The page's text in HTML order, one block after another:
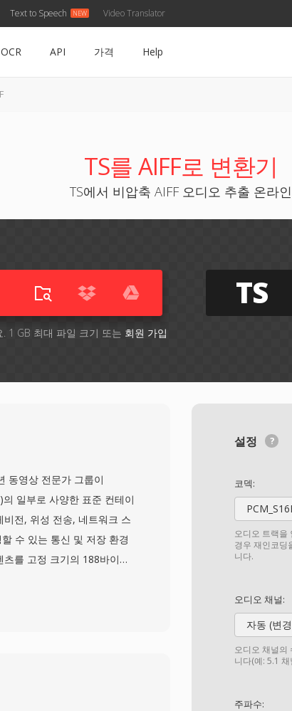
Text to Speech Video Translator
OCR API 가격 Help
TS를 AIFF로 변환기
TS에서 비압축 AIFF 오디오 추출 온라인
1 GB 최대 파일 크기 또는 회원 가입
TS
설정
코덱:
오디오 트랙을
경우 재인코딩
니다.
오디오 채널:
자동 (변
오디오 채널의
니다(예: 5.1
주파수:
동영상 전문가 그룹이
일부로 사양한 표준 컨테이
전, 위성 전송, 네트워크 스
수 있는 통신 및 저장 환경
를 고정 크기의 188바이트
표시, 스트림 식별 정보가
든 오디오 및 비디오 코덱